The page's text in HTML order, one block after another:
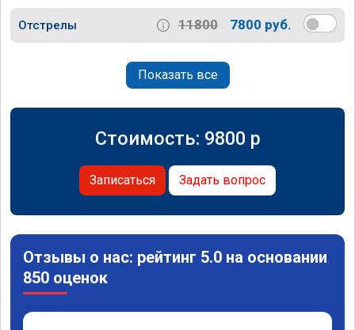
Отстрелы 11800 7800 руб.
Показать все
Стоимость: 9800 p
Записаться Задать вопрос
Отзывы о нас: рейтинг 5.0 на основании
850 оценок